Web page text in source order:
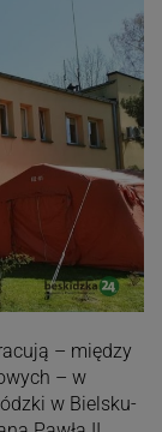
– między
– w
w Bielsku-